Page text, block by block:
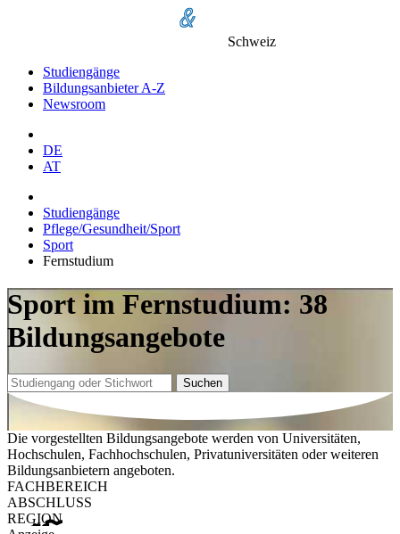
Schweiz
Studiengänge
Bildungsanbieter A-Z
Newsroom
DE
AT
Studiengänge
Pflege/Gesundheit/Sport
Sport
Fernstudium
Sport im Fernstudium: 38
Bildungsangebote
Suchen
Die vorgestellten Bildungsangebote werden von Universitäten,
Hochschulen, Fachhochschulen, Privatuniversitäten oder weiteren
Bildungsanbietern angeboten.
FACHBEREICH
ABSCHLUSS
REGION